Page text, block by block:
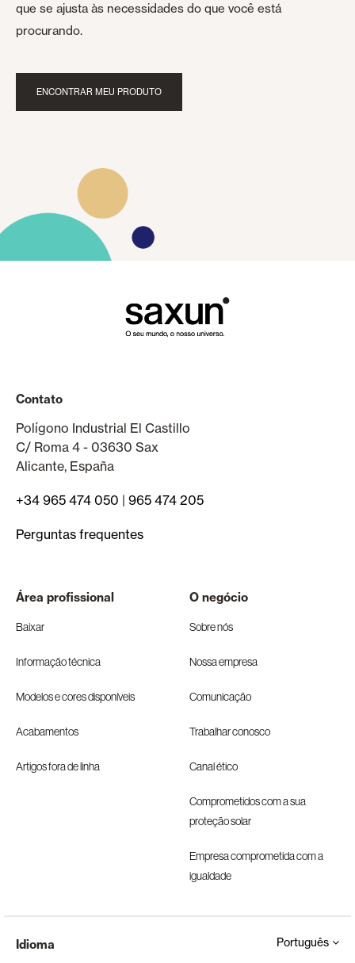
que se ajusta às necessidades do que você está
procurando.
ENCONTRAR MEU PRODUTO
Contato
Polígono Industrial El Castillo
C/ Roma 4 - 03630 Sax
Alicante, España
+34 965 474 050 | 965 474 205
Perguntas frequentes
Área profissional
Baixar
Informação técnica
Modelos e cores disponíveis
Acabamentos
Artigos fora de linha
O negócio
Sobre nós
Nossa empresa
Comunicação
Trabalhar conosco
Canal ético
Comprometidos com a sua
proteção solar
Empresa comprometida com a
igualdade
Idioma Português